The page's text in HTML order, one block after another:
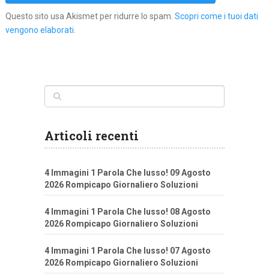
Questo sito usa Akismet per ridurre lo spam. Scopri come i tuoi dati
vengono elaborati
Articoli recenti
4 Immagini 1 Parola Che lusso! 09 Agosto
2026 Rompicapo Giornaliero Soluzioni
4 Immagini 1 Parola Che lusso! 08 Agosto
2026 Rompicapo Giornaliero Soluzioni
4 Immagini 1 Parola Che lusso! 07 Agosto
2026 Rompicapo Giornaliero Soluzioni